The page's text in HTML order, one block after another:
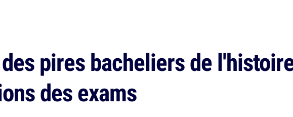
des pires bacheliers de
des exams